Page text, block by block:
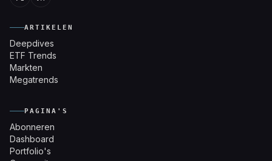
ARTIKELEN
Deepdives
ETF Trends
Markten
Megatrends
PAGINA'S
Abonneren
Dashboard
Portfolio's